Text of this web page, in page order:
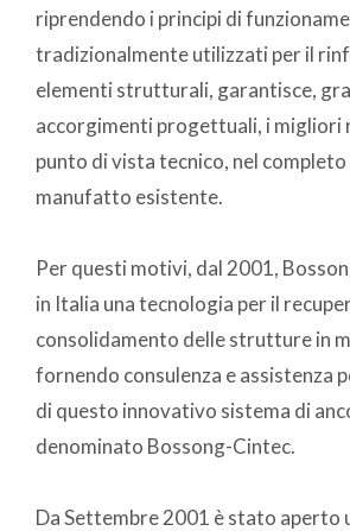
riprendendo i principi di
tradizionalmente utilizzati per il
elementi strutturali, garantisce,
accorgimenti progettuali, i migliori
punto di vista tecnico, nel
manufatto esistente.
Per questi motivi, dal 2001,
in Italia una tecnologia per il
consolidamento delle strutture in
fornendo consulenza e assistenza
di questo innovativo sistema di
denominato Bossong-Cintec.
Da Settembre 2001 è stato aperto